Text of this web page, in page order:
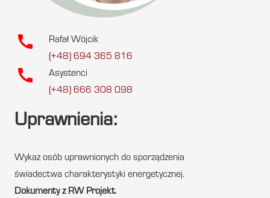
call
Rafał Wójcik
(+48) 694 365 816
call
Asystenci
(+48) 666 308 098
Uprawnienia:
Wykaz osób uprawnionych do sporządzenia
świadectwa charakterystyki energetycznej.
Dokumenty z RW Projekt.